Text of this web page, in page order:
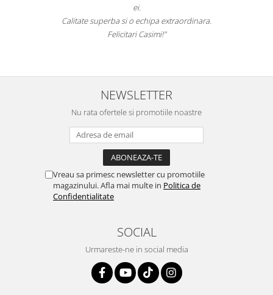
ei.
Calitate superba si o echipa extraordinara.
Felicitari Casimi!"
NEWSLETTER
Nu rata ofertele si promotiile noastre
Vreau sa primesc newsletter cu promotiile
magazinului. Afla mai multe in Politica de
Confidentialitate
SOCIAL
Urmareste-ne in social media